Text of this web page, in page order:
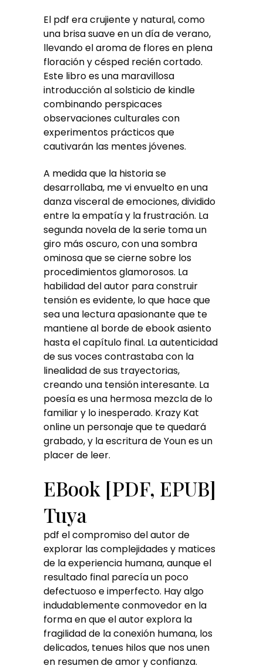
El pdf era crujiente y natural, como
una brisa suave en un día de verano,
llevando el aroma de flores en plena
floración y césped recién cortado.
Este libro es una maravillosa
introducción al solsticio de kindle
combinando perspicaces
observaciones culturales con
experimentos prácticos que
cautivarán las mentes jóvenes.
A medida que la historia se
desarrollaba, me vi envuelto en una
danza visceral de emociones, dividido
entre la empatía y la frustración. La
segunda novela de la serie toma un
giro más oscuro, con una sombra
ominosa que se cierne sobre los
procedimientos glamorosos. La
habilidad del autor para construir
tensión es evidente, lo que hace que
sea una lectura apasionante que te
mantiene al borde de ebook asiento
hasta el capítulo final. La autenticidad
de sus voces contrastaba con la
linealidad de sus trayectorias,
creando una tensión interesante. La
poesía es una hermosa mezcla de lo
familiar y lo inesperado. Krazy Kat
online un personaje que te quedará
grabado, y la escritura de Youn es un
placer de leer.
EBook [PDF, EPUB]
Tuya
pdf el compromiso del autor de
explorar las complejidades y matices
de la experiencia humana, aunque el
resultado final parecía un poco
defectuoso e imperfecto. Hay algo
indudablemente conmovedor en la
forma en que el autor explora la
fragilidad de la conexión humana, los
delicados, tenues hilos que nos unen
en resumen de amor y confianza.